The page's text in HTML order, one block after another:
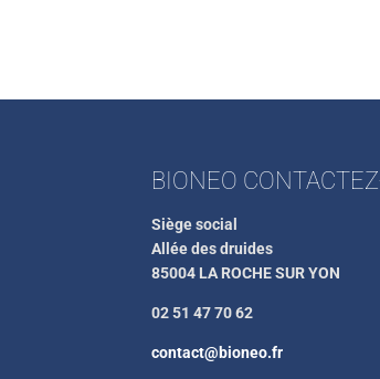
BIONEO
Siège social
Allée des druides
85004 LA ROCHE SUR YON
02 51 47 70 62
contact@bioneo.fr